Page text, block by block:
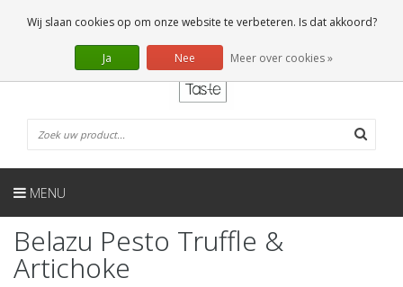
0 Artikelen
NL
MENU
Belazu Pesto Truffle &
Artichoke
Wij slaan cookies op om onze website te verbeteren. Is dat akkoord?
Ja Nee Meer over cookies »